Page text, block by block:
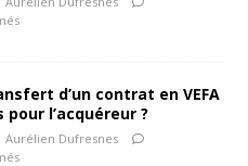
d’un contrat en VEFA
pour l’acquéreur ?
Aurélien Dufresnes